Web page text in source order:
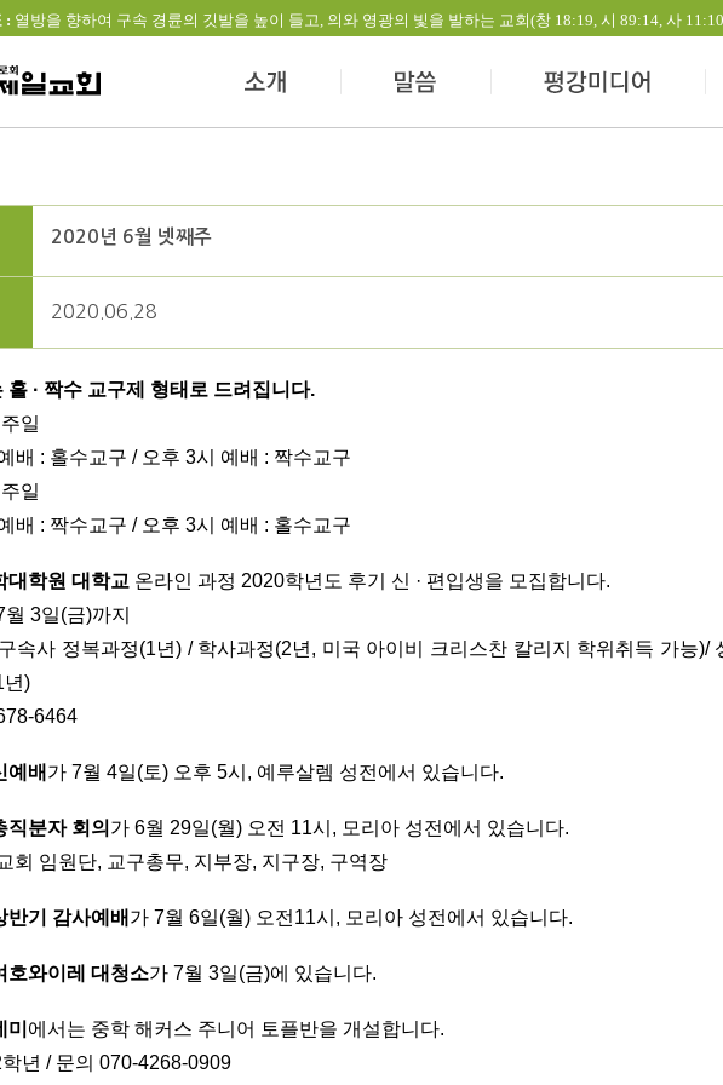
: 열방을 향하여 구속 경륜의 깃발을 높이 들고, 의와 영광의 빛을 발하는 교회(창 18:19, 시 89:14, 사
2020년 6월 넷째주
2020.06.28
홀 · 짝수 교구제 형태로 드려집니다.
일
배 : 홀수교구 / 오후 3시 예배 : 짝수교구
일
배 : 짝수교구 / 오후 3시 예배 : 홀수교구
대학원 대학교 온라인 과정 2020학년도 후기 신 · 편입생을 모집합니다.
3일(금)까지
속사 정복과정(1년) / 학사과정(2년, 미국 아이비 크리스찬 칼리지 학위취득 가능)/
년)
6464
예배 가 7월 4일(토) 오후 5시, 예루살렘 성전에서 있습니다.
직분자 회의 가 6월 29일(월) 오전 11시, 모리아 성전에서 있습니다.
회 임원단, 교구총무, 지부장, 지구장, 구역장
반기 감사예배 가 7월 6일(월) 오전11시, 모리아 성전에서 있습니다.
호와이레 대청소가 7월 3일(금)에 있습니다.
에서는 중학 해커스 주니어 토플반을 개설합니다.
년 / 문의 070-4268-0909